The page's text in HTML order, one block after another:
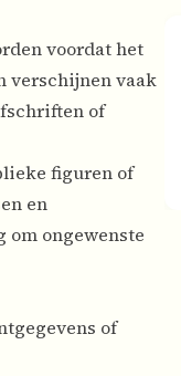
voordat het
verschijnen vaak
of
figuren of
en
ongewenste
of